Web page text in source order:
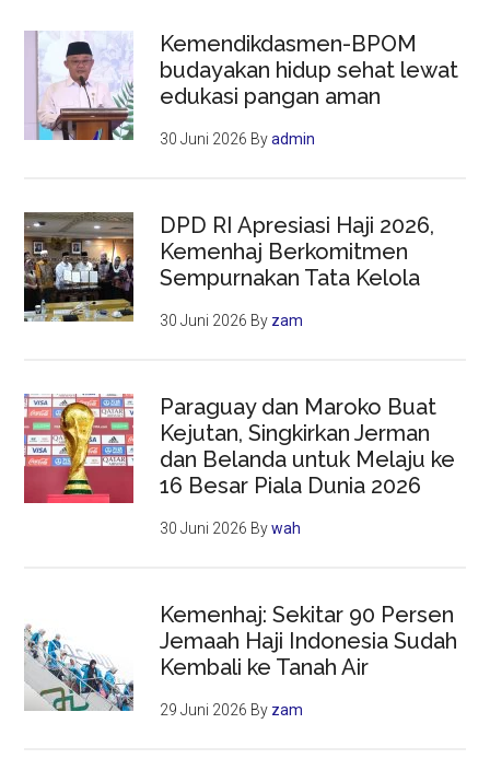
Kemendikdasmen-BPOM
budayakan hidup sehat lewat
edukasi pangan aman
30 Juni 2026 Byadmin
DPD RI Apresiasi Haji 2026,
Kemenhaj Berkomitmen
Sempurnakan Tata Kelola
30 Juni 2026 By zam
Paraguay dan Maroko Buat
Kejutan, Singkirkan Jerman
dan Belanda untuk Melaju ke
16 Besar Piala Dunia 2026
30 Juni 2026 Bywah
Kemenhaj: Sekitar 90 Persen
Jemaah Haji Indonesia Sudah
Kembali ke Tanah Air
29 Juni 2026 By zam